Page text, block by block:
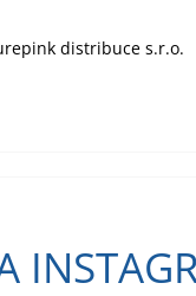
distribuce s.r.o.